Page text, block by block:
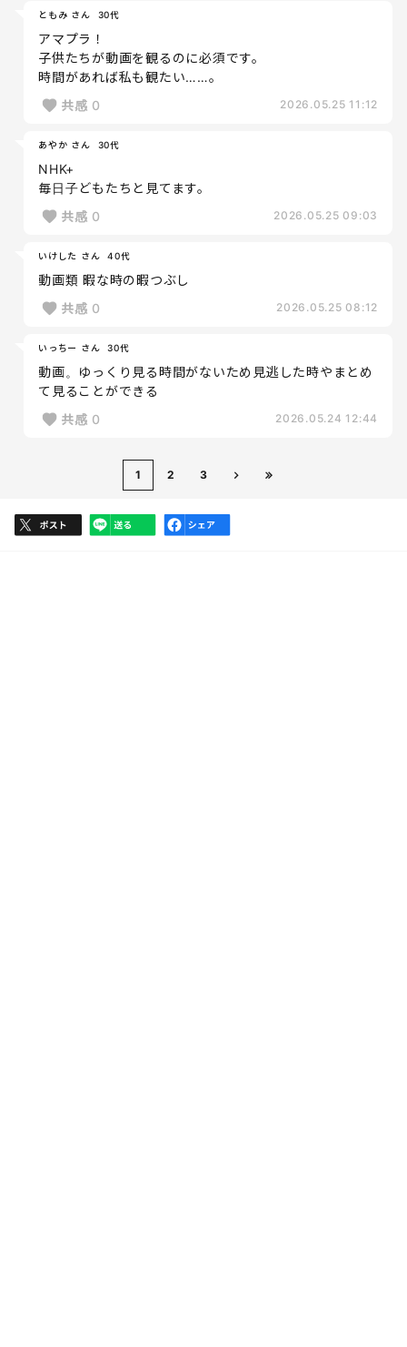
ともみ さん 30代
アマプラ！
子供たちが動画を観るのに必須です。
時間があれば私も観たい……。
共感 0 2026.05.25 11:12
あやか さん 30代
NHK+
毎日子どもたちと見てます。
共感 0 2026.05.25 09:03
いけした さん 40代
動画類 暇な時の暇つぶし
共感 0 2026.05.25 08:12
いっちー さん 30代
動画。ゆっくり見る時間がないため見逃した時やまとめ
て見ることができる
共感 0 2026.05.24 12:44
1 2 3